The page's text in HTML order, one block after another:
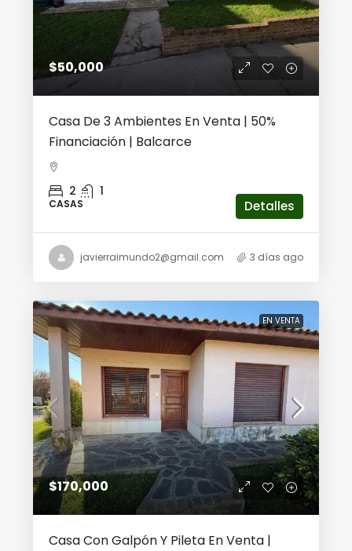
$50,000
Casa De 3 Ambientes En Venta | 50%
Financiación | Balcarce
2 1
CASAS Detalles
javierraimundo2@gmail.com 3 días ago
EN VENTA
$170,000
Casa Con Galpón Y Pileta En Venta |